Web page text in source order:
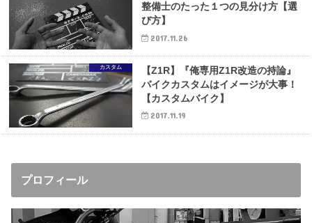
整備士のたった１つの見分け方【選
び方】
2017.11.26
カスタム
【Z1R】『俺専用Z1R改造の持論』
バイクカスタムはイメージが大事！
【カスタムバイク】
2017.11.19
プロフィール